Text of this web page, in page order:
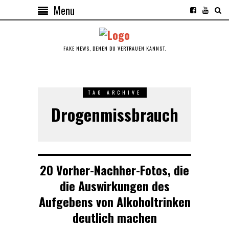
Menu
FAKE NEWS, DENEN DU VERTRAUEN KANNST.
TAG ARCHIVE
Drogenmissbrauch
20 Vorher-Nachher-Fotos, die
die Auswirkungen des
Aufgebens von Alkoholtrinken
deutlich machen